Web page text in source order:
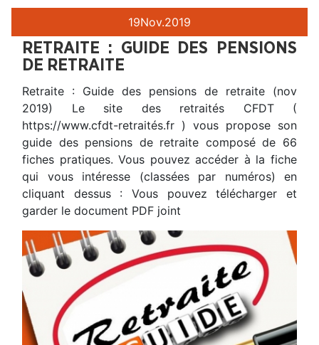
19Nov.2019
RETRAITE : GUIDE DES PENSIONS
DE RETRAITE
Retraite : Guide des pensions de retraite (nov
2019) Le site des retraités CFDT (
https://www.cfdt-retraités.fr ) vous propose son
guide des pensions de retraite composé de 66
fiches pratiques. Vous pouvez accéder à la fiche
qui vous intéresse (classées par numéros) en
cliquant dessus : Vous pouvez télécharger et
garder le document PDF joint